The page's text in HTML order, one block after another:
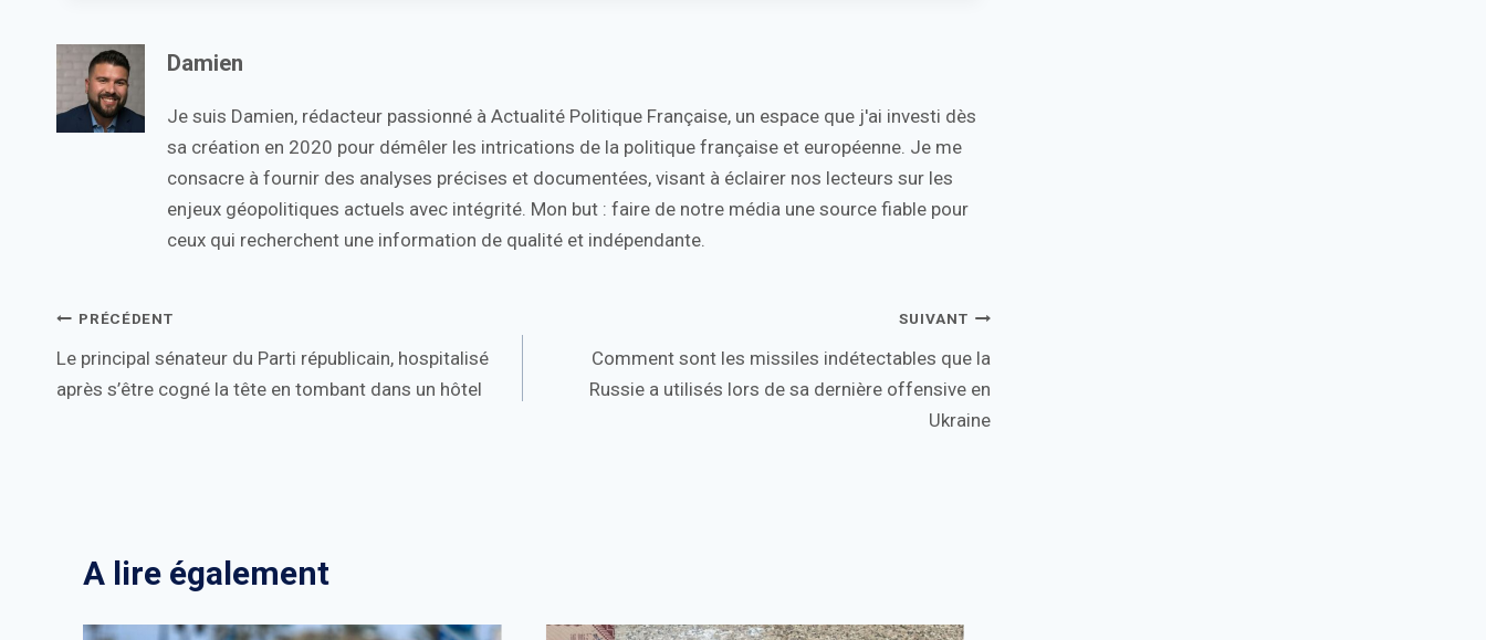
Damien
Je suis Damien, rédacteur passionné à Actualité Politique Française, un espace que j'ai investi dès
sa création en 2020 pour démêler les intrications de la politique française et européenne. Je me
consacre à fournir des analyses précises et documentées, visant à éclairer nos lecteurs sur les
enjeux géopolitiques actuels avec intégrité. Mon but : faire de notre média une source fiable pour
ceux qui recherchent une information de qualité et indépendante.
Navigation
de
PRÉCÉDENT
Le principal sénateur du Parti républicain, hospitalisé
après s’être cogné la tête en tombant dans un hôtel
SUIVANT
Comment sont les missiles indétectables que la
Russie a utilisés lors de sa dernière offensive en
Ukraine
A lire également